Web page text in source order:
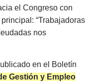
el Congreso con
“Trabajadoras
nos
en el Boletín
Gestión y Empleo